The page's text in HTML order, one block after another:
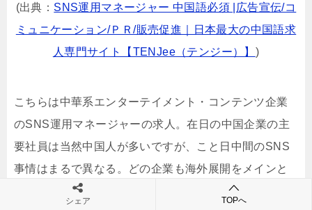
(出典： SNS運用マネージャー 中国語必須 |広告宣伝/コ
ミュニケーション/ＰＲ/販売促進｜日本最大の中国語求
人専門サイト【TENJee（テンジー）】 )
こちらは中華系エンターテイメント・コンテンツ企業
のSNS運用マネージャーの求人。在日の中国企業の主
要社員は当然中国人が多いですが、こと日中間のSNS
事情はまるで異なる。どの企業も海外展開をメインと
するSNS運用には頭を悩ませているもの、そこで語学
シェア TOPへ